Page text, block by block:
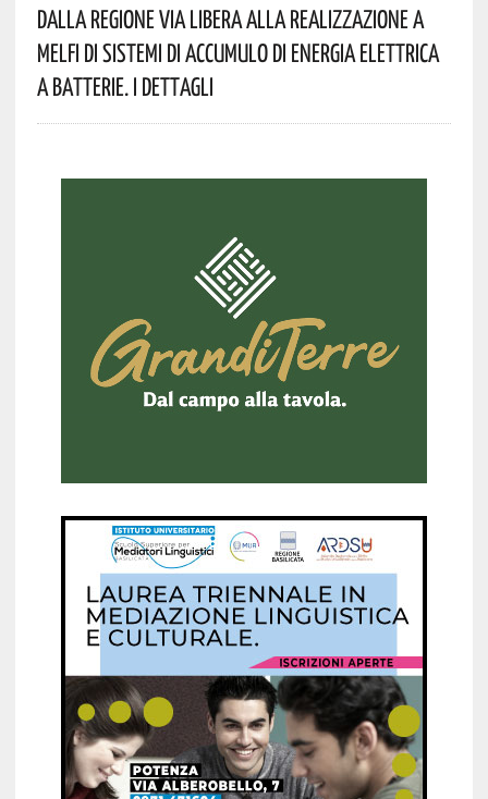
Dalla Regione Via Libera Alla Realizzazione A
Melfi Di Sistemi Di Accumulo Di Energia Elettrica
A Batterie. I Dettagli